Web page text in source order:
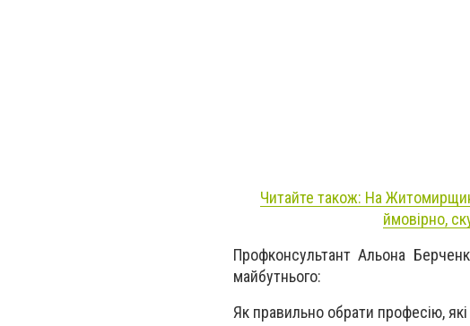
Читайте також: На
ймовірно,
Профконсультант Альона
майбутнього:
Як правильно обрати професію,